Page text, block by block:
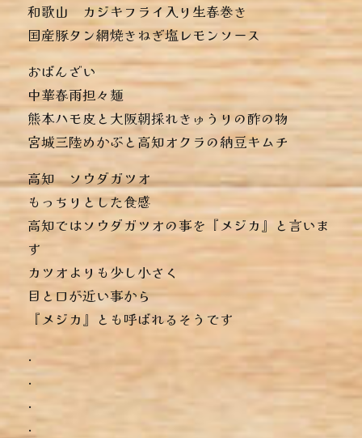
︎和歌山 カジキフライ入り生春巻き
︎国産豚タン網焼きねぎ塩レモンソース
おばんざい
︎中華春雨担々麺
︎熊本ハモ皮と大阪朝採れきゅうりの酢の物
︎宮城三陸めかぶと高知オクラの納豆キムチ
高知 ソウダガツオ
もっちりとした食感
高知ではソウダガツオの事を『メジカ』と言いま
す
カツオよりも少し小さく
目と口が近い事から
『メジカ』とも呼ばれるそうです
.
.
.
.